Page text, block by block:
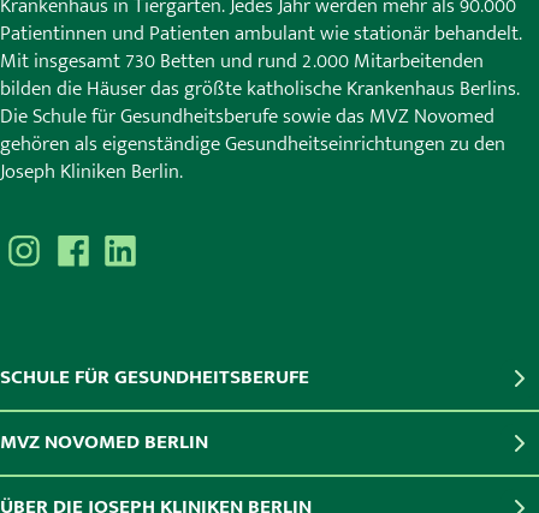
Patientinnen und Patienten ambulant wie stationär behandelt.
Mit insgesamt 730 Betten und rund 2.000 Mitarbeitenden
bilden die Häuser das größte katholische Krankenhaus Berlins.
Die Schule für Gesundheitsberufe sowie das MVZ Novomed
gehören als eigenständige Gesundheitseinrichtungen zu den
Joseph Kliniken Berlin.
SCHULE FÜR GESUNDHEITSBERUFE
MVZ NOVOMED BERLIN